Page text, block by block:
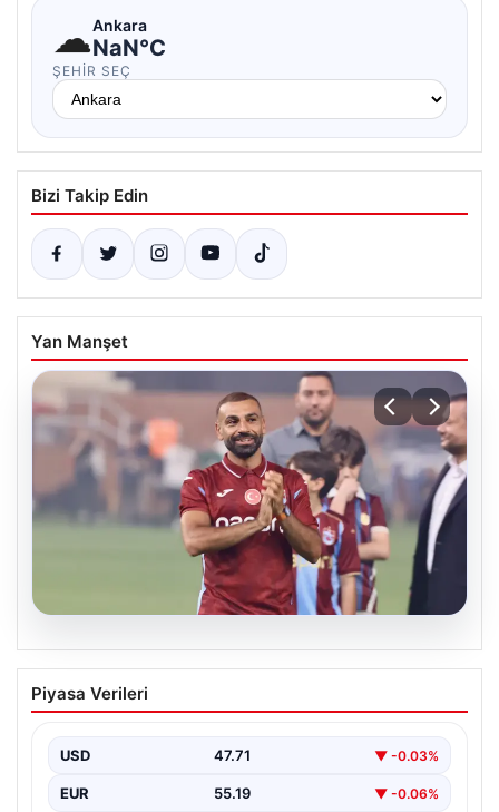
☁Ankara
NaN°C
ŞEHIR SEÇ
Bizi Takip Edin
Yan Manşet
08.08.2026
Salah Göztepe maçında oynayacak mı?
Salah Göztepe maçında neden yok?
Piyasa Verileri
USD 47.71 ▼ -0.03%
EUR 55.19 ▼ -0.06%